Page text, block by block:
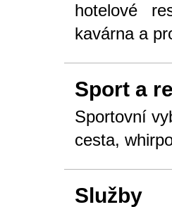
hotelové
kavárna a
Sport a
Sportovní
cesta,
Služby